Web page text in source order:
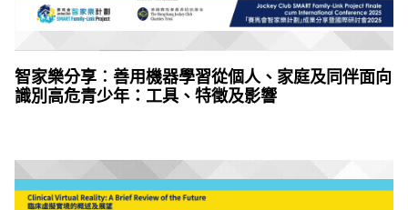
智家樂分享︰善用機器學習從個人、家庭及同伴面向
識別高危青少年：工具、特徵及影響